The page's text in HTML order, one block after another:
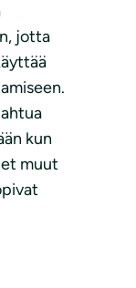
jotta
kun
muut